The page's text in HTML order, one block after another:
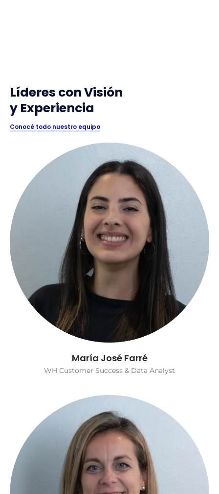
Líderes con Visión
y Experiencia
Conocé todo nuestro equipo
María José Farré
WH Customer Success & Data Analyst